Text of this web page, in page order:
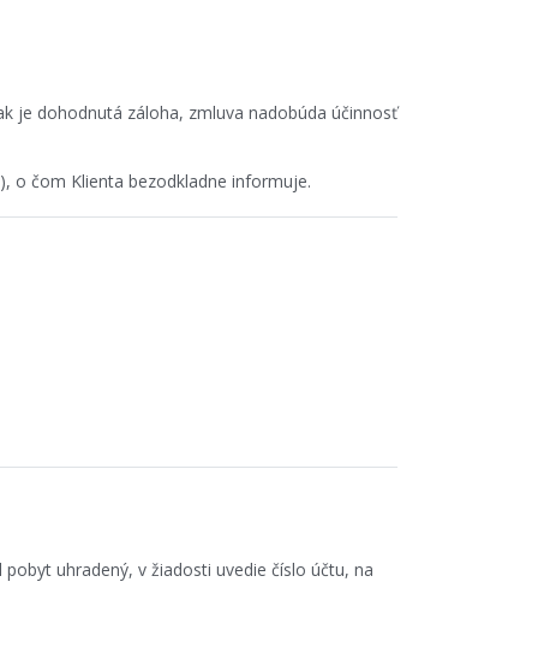
je dohodnutá záloha, zmluva nadobúda účinnosť
o čom Klienta bezodkladne informuje.
uhradený, v žiadosti uvedie číslo účtu, na